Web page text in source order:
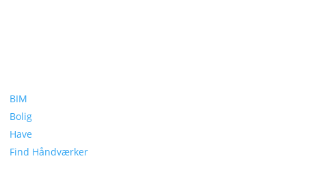
BIM
Bolig
Have
Find Håndværker